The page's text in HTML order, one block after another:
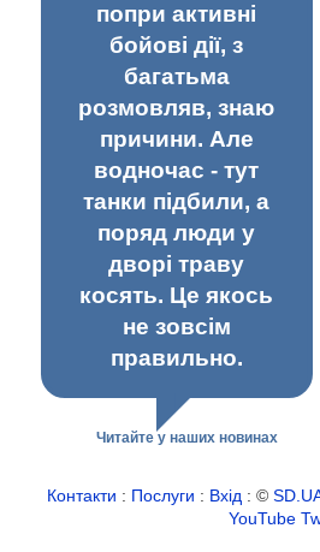
попри активні
бойові дії, з
багатьма
розмовляв, знаю
причини. Але
водночас - тут
танки підбили, а
поряд люди у
дворі траву
косять. Це якось
не зовсім
правильно.
Читайте у наших новинах
Контакти : Послуги : Вхід : ©
YouTube